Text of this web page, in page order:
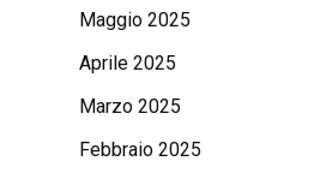
Maggio 2025
Aprile 2025
Marzo 2025
Febbraio 2025